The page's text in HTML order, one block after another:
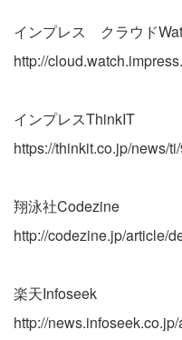
インプレス クラウド
http://
インプレスThinkIT
https://thinkit.co.jp/news/
翔泳社Codezine
http://codezine.jp/article/
楽天Infoseek
http://